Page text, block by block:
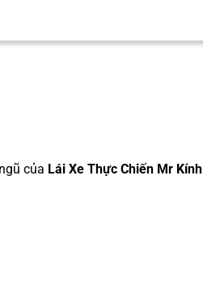
của Lái Xe Thực Chiến Mr Kính